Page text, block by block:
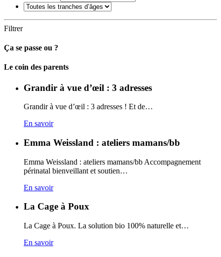
Filtrer
Ça se passe ou ?
Carto
Le coin des parents
Grandir à vue d’œil : 3 adresses
Grandir à vue d’œil : 3 adresses ! Et de…
En savoir
Emma Weissland : ateliers mamans/bb
Emma Weissland : ateliers mamans/bb Accompagnement
périnatal bienveillant et soutien…
En savoir
La Cage à Poux
La Cage à Poux. La solution bio 100% naturelle et…
En savoir